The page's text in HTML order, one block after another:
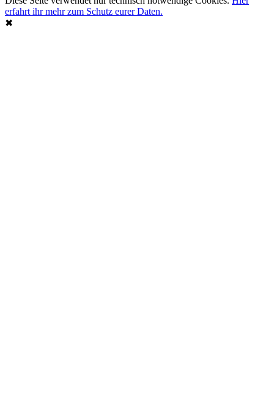
erfahrt ihr mehr zum Schutz eurer Daten.
✖